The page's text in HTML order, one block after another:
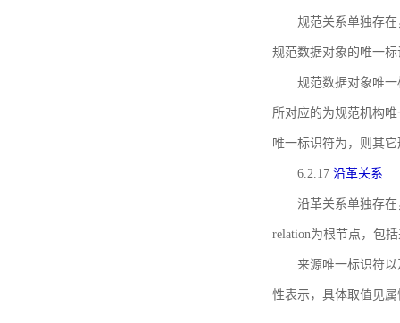
规范关系单独存
规范数据对象的唯一
规范数据对象唯一
所对应的为规范机构
唯一标识符为，则其
6.2.17 沿革关系
沿革关系单独存
relation为根节点，包
来源唯一标识符以
性表示，具体取值见属